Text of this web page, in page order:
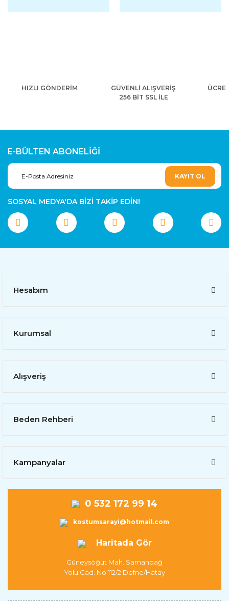
HIZLI GÖNDERİM
GÜVENLİ ALIŞVERİŞ
256 BİT SSL İLE
E-BÜLTEN ABONELİĞİ
KAYIT OL
SOSYAL MEDYA'DA BİZİ TAKİP EDİN!
Hesabım
Kurumsal
Alışveriş
Beden Rehberi
Kampanyalar
0 532 172 99 14
kostumsarayi@hotmail.com
Haritada Gör
Güneysöğüt Mah. Samandağ
Yolu Cad. No:112/2 Defne/Hatay